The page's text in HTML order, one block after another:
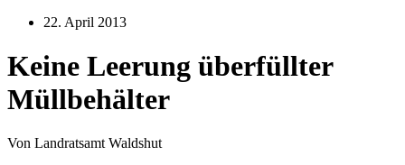
22. April 2013
Keine Leerung überfüllter
Müllbehälter
Von Landratsamt Waldshut